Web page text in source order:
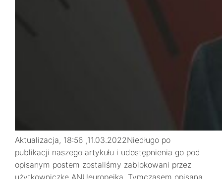
Aktualizacja, 18:56 ,11.03.2022Niedługo po
publikacji naszego artykułu i udostępnienia go pod
opisanym postem zostaliśmy zablokowani przez
użytkowniczkę ANUeuropejka. Tymczasem opisana